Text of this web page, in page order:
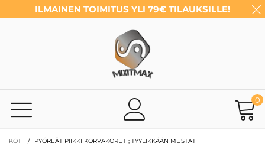
ILMAINEN TOIMITUS YLI 79€ TILAUKSILLE!
0
KOTI / PYÖREÄT PIIKKI KORVAKORUT ; TYYLIKKÄÄN MUSTAT